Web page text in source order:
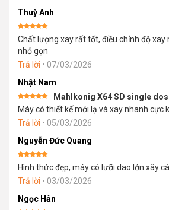
Thuỳ Anh
Được xếp
hạng5 5
sao
Chất lượng xay rất tốt, điều chỉnh độ xay
nhỏ gọn
Trả lời • 07/03/2026
Nhật Nam
Được xếp
hạng 55
sao
Mahlkonig X64 SD single
Máy có thiết kế mới lạ và xay nhanh cực
Trả lời • 05/03/2026
Nguyễn Đức Quang
Được xếp
hạng5 5
sao
Hình thức đẹp, máy có lưỡi dao lớn xây
Trả lời • 03/03/2026
Ngọc Hân